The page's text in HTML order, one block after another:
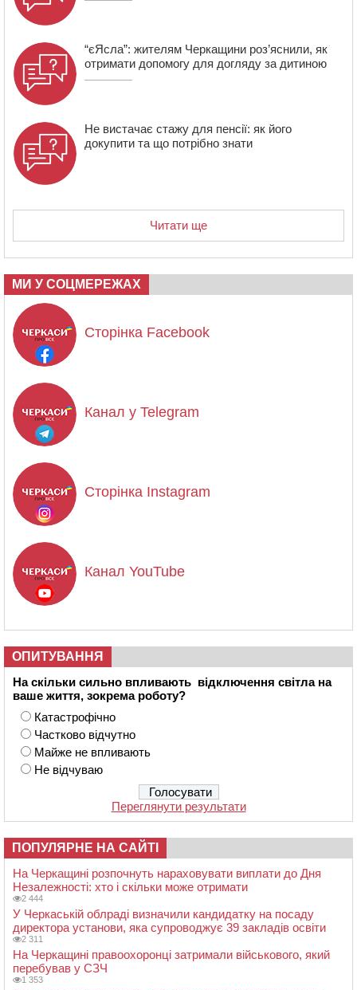
“єЯсла”: жителям Черкащини роз’яснили, як
отримати допомогу для догляду за дитиною
Не вистачає стажу для пенсії: як його
докупити та що потрібно знати
Читати ще
МИ У СОЦМЕРЕЖАХ
Сторінка Facebook
Канал у Telegram
Сторінка Instagram
Канал YouTube
ОПИТУВАННЯ
На скільки сильно впливають відключення світла на
ваше життя, зокрема роботу?
Катастрофічно
Частково відчутно
Майже не впливають
Не відчуваю
Переглянути результати
ПОПУЛЯРНЕ НА САЙТІ
На Черкащині розпочнуть нараховувати виплати до Дня
Незалежності: хто і скільки може отримати
2 444
У Черкаській облраді визначили кандидатку на посаду
директора установи, яка супроводжує 39 закладів освіти
2 311
На Черкащині правоохоронці затримали військового, який
перебував у СЗЧ
1 353